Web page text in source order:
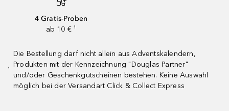
4 Gratis-Proben
ab 10 € ¹
¹
Die Bestellung darf nicht allein aus Adventskalendern,
Produkten mit der Kennzeichnung "Douglas Partner"
und/oder Geschenkgutscheinen bestehen. Keine Auswahl
möglich bei der Versandart Click & Collect Express